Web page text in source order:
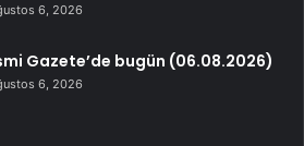
6, 2026
Gazete’de bugün (06.08.2026)
6, 2026